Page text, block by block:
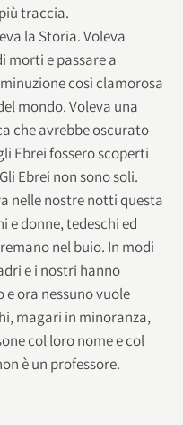
traccia.
la Storia. Voleva
morti e passare a
così clamorosa
mondo. Voleva una
che avrebbe oscurato
Ebrei fossero scoperti
Ebrei non sono soli.
nelle nostre notti questa
e donne, tedeschi ed
nel buio. In modi
e i nostri hanno
ora nessuno vuole
magari in minoranza,
col loro nome e col
è un professore.